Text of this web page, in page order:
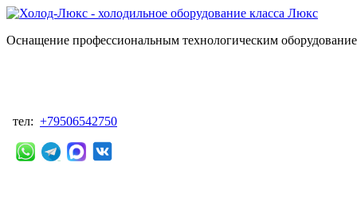
Оснащение профессиональным технологическим
тел: +79506542750